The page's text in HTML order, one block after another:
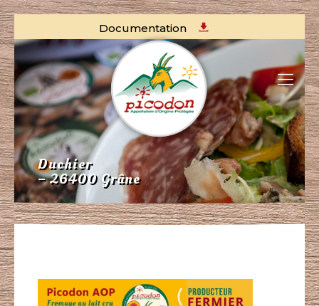
Documentation
Duchier
– 26400 Grâne